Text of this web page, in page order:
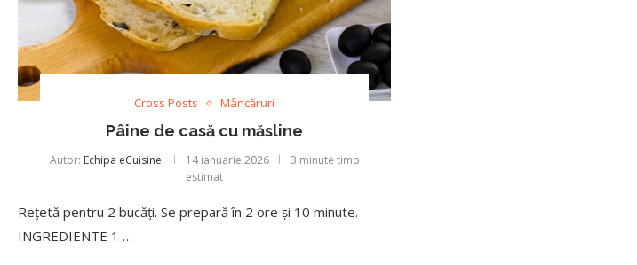
Cross Posts Mâncăruri
Pâine de casă cu măsline
Autor: Echipa eCuisine 14 ianuarie 2026
3 minute timp
estimat
Rețetă pentru 2 bucăți. Se prepară în 2 ore și 10 minute.
INGREDIENTE 1 …